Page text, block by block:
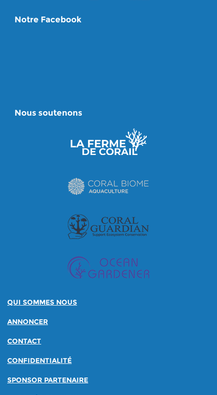
Notre Facebook
Nous soutenons
QUI SOMMES NOUS
ANNONCER
CONTACT
CONFIDENTIALITÉ
SPONSOR PARTENAIRE